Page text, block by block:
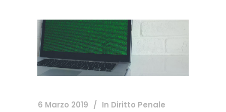
6 Marzo 2019 In Diritto Penale